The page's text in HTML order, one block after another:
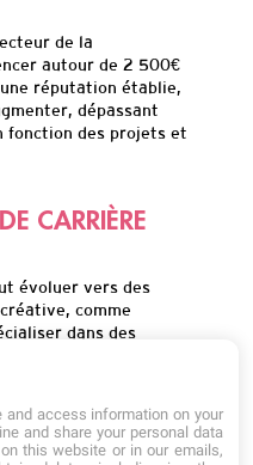
de la
autour de 2 500€
réputation établie,
dépassant
fonction des projets et
DE CARRIÈRE
évoluer vers des
comme
dans des
la post-production.
également ouvrir
de haut niveau.
and access information on your
and share your personal data
this website or in our emails,